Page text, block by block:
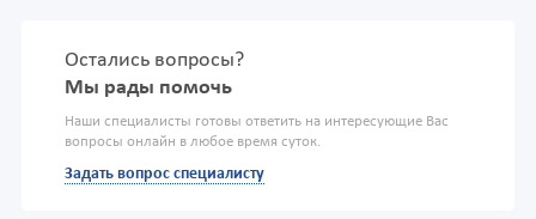
Остались вопросы?
Мы рады помочь
Наши специалисты готовы ответить на интересующие Вас
вопросы онлайн в любое время суток.
Задать вопрос специалисту